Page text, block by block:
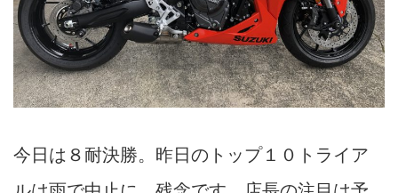
今日は８耐決勝。昨日のトップ１０トライア